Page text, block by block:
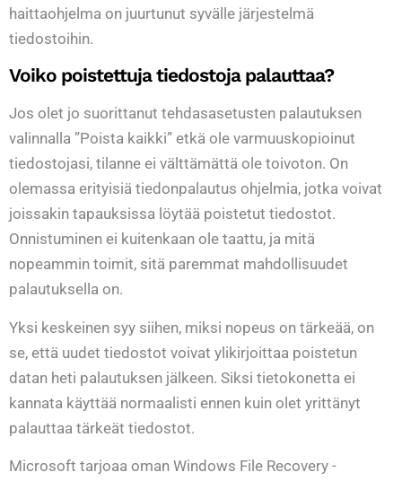
haittaohjelma on juurtunut syvälle järjestelmä
tiedostoihin.
Voiko poistettuja tiedostoja palauttaa?
Jos olet jo suorittanut tehdasasetusten palautuksen
valinnalla ”Poista kaikki” etkä ole varmuuskopioinut
tiedostojasi, tilanne ei välttämättä ole toivoton. On
olemassa erityisiä tiedonpalautus ohjelmia, jotka voivat
joissakin tapauksissa löytää poistetut tiedostot.
Onnistuminen ei kuitenkaan ole taattu, ja mitä
nopeammin toimit, sitä paremmat mahdollisuudet
palautuksella on.
Yksi keskeinen syy siihen, miksi nopeus on tärkeää, on
se, että uudet tiedostot voivat ylikirjoittaa poistetun
datan heti palautuksen jälkeen. Siksi tietokonetta ei
kannata käyttää normaalisti ennen kuin olet yrittänyt
palauttaa tärkeät tiedostot.
Microsoft tarjoaa oman Windows File Recovery -